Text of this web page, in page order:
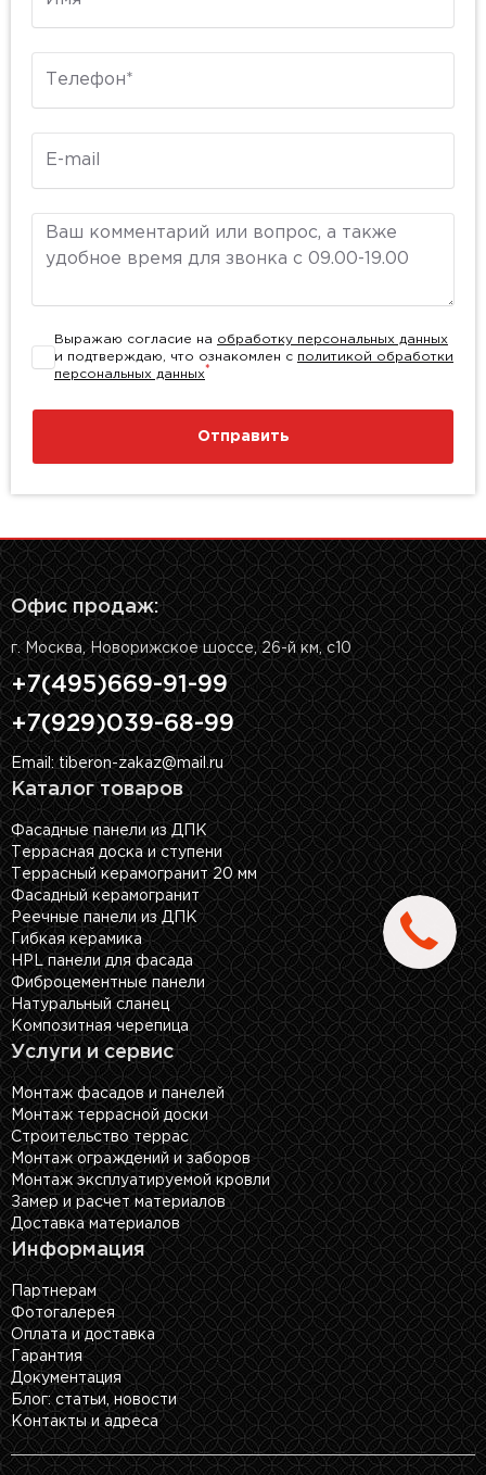
Комментарий
Выражаю согласие на обработку персональных данных
и подтверждаю, что ознакомлен с политикой обработки
персональных данных*
Отправить
Офис продаж:
г. Москва, Новорижское шоссе, 26-й км, с10
+7(495)669-91-99
+7(929)039-68-99
Email: tiberon-zakaz@mail.ru
Каталог товаров
Фасадные панели из ДПК
Террасная доска и ступени
Террасный керамогранит 20 мм
Фасадный керамогранит
Реечные панели из ДПК
Гибкая керамика
HPL панели для фасада
Фиброцементные панели
Натуральный сланец
Композитная черепица
Услуги и сервис
Монтаж фасадов и панелей
Монтаж террасной доски
Строительство террас
Монтаж ограждений и заборов
Монтаж эксплуатируемой кровли
Замер и расчет материалов
Доставка материалов
Информация
Партнерам
Фотогалерея
Оплата и доставка
Гарантия
Документация
Блог: cтатьи, новости
Контакты и адреса